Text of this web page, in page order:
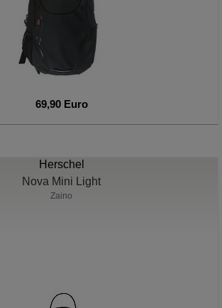
69,90 Euro
Herschel
Nova Mini Light
Zaino